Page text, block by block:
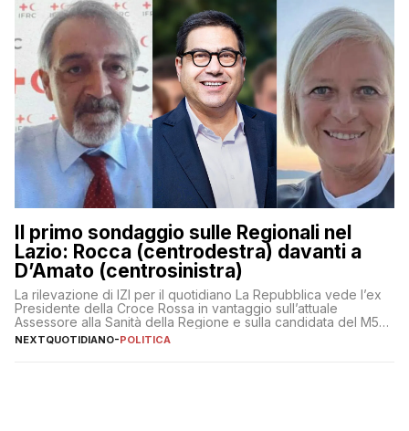
Il primo sondaggio sulle Regionali nel
Lazio: Rocca (centrodestra) davanti a
D’Amato (centrosinistra)
La rilevazione di IZI per il quotidiano La Repubblica vede l’ex
Presidente della Croce Rossa in vantaggio sull’attuale
Assessore alla Sanità della Regione e sulla candidata del M5S
Donatella Bianchi
NEXTQUOTIDIANO-POLITICA